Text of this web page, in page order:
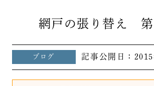
網戸の張り替え 第
ブログ 記事公開日：